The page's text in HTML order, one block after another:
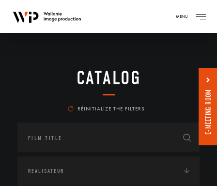
MENU
CATALOG
RÉINITIALIZE THE FILTERS E-MEETING ROOM